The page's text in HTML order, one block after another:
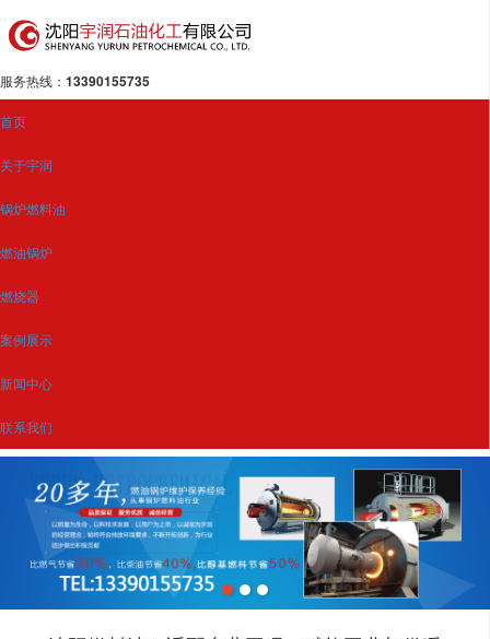
服务热线： 13390155735
首页
关于宇润
锅炉燃料油
燃油锅炉
燃烧器
案例展示
新闻中心
联系我们